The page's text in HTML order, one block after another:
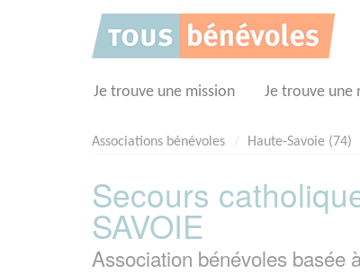
Je trouve une mission Je trouve une
Associations bénévoles Haute-Savoie (74)
Secours
SAVOIE
Association bénévoles basée